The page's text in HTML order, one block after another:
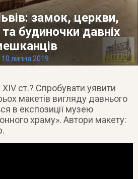
замок, церкви,
будиночки давніх
10 липня 2019
ст.? Спробувати уявити
макетів вигляду давнього
в експозиції музею
храму». Автори макету: